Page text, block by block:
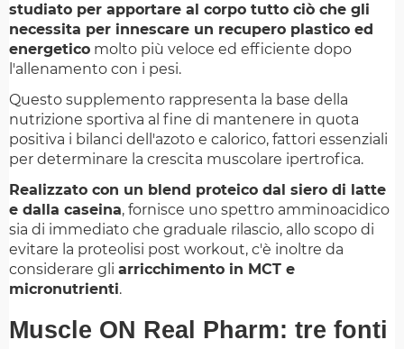
studiato per apportare al corpo tutto ciò che gli
necessita per innescare un recupero plastico ed
energetico molto più veloce ed efficiente dopo
l'allenamento con i pesi.
Questo supplemento rappresenta la base della
nutrizione sportiva al fine di mantenere in quota
positiva i bilanci dell'azoto e calorico, fattori essenziali
per determinare la crescita muscolare ipertrofica.
Realizzato con un blend proteico dal siero di latte
e dalla caseina, fornisce uno spettro amminoacidico
sia di immediato che graduale rilascio, allo scopo di
evitare la proteolisi post workout, c'è inoltre da
considerare gli arricchimento in MCT e
micronutrienti.
Muscle ON Real Pharm: tre fonti